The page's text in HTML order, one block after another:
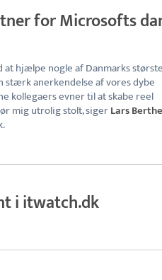
for Microsofts
hjælpe nogle af Danmarks største
anerkendelse af vores dybe
kollegaers evner til at skabe reel
mig utrolig stolt, sigerLars
i itwatch.dk